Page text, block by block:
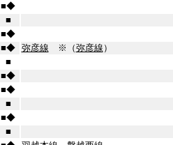
■◆
■
■◆
■◆ 弥彦線 ※（弥彦線 ）
■
■◆
■◆
■
■◆
■